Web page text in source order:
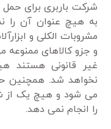
شرکت باربری برای
به هیچ عنوان آن را
مشروبات الکلی و
و جزو کالاهای ممنوعه
غیر قانونی هستند
نخواهد شد. همچنین
می شود و هیچ یک از
را انجام نمی دهد.